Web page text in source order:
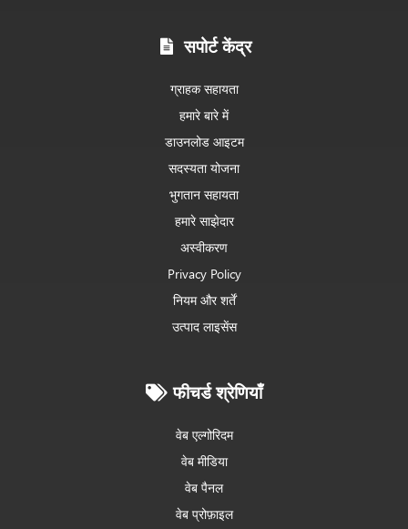
सपोर्ट केंद्र
ग्राहक सहायता
हमारे बारे में
डाउनलोड आइटम
सदस्यता योजना
भुगतान सहायता
हमारे साझेदार
अस्वीकरण
Privacy Policy
नियम और शर्तें
उत्पाद लाइसेंस
फीचर्ड श्रेणियाँ
वेब एल्गोरिदम
वेब मीडिया
वेब पैनल
वेब प्रोफ़ाइल